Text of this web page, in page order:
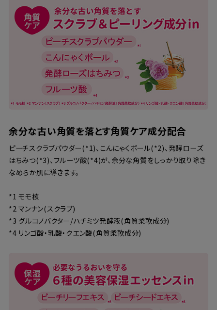
余分な古い角質を落とす角質ケア成分配合
ピーチスクラブパウダー(*1)、こんにゃくボール(*2)、発酵ローズ
はちみつ(*3)、フルーツ酸(*4)が、余分な角質をしっかり取り除き
なめらか肌に導きます。
*1 モモ核
*2 マンナン(スクラブ)
*3 グルコノバクター/ハチミツ発酵液(角質柔軟成分)
*4 リンゴ酸・乳酸・クエン酸(角質柔軟成分)